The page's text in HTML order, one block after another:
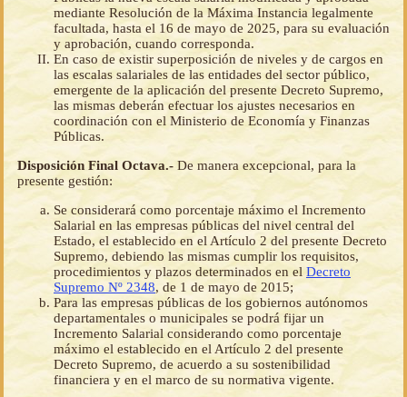
mediante Resolución de la Máxima Instancia legalmente
facultada, hasta el 16 de mayo de 2025, para su evaluación
y aprobación, cuando corresponda.
En caso de existir superposición de niveles y de cargos en
las escalas salariales de las entidades del sector público,
emergente de la aplicación del presente Decreto Supremo,
las mismas deberán efectuar los ajustes necesarios en
coordinación con el Ministerio de Economía y Finanzas
Públicas.
Disposición Final Octava.- De manera excepcional, para la
presente gestión:
Se considerará como porcentaje máximo el Incremento
Salarial en las empresas públicas del nivel central del
Estado, el establecido en el Artículo 2 del presente Decreto
Supremo, debiendo las mismas cumplir los requisitos,
procedimientos y plazos determinados en el Decreto
Supremo Nº 2348, de 1 de mayo de 2015;
Para las empresas públicas de los gobiernos autónomos
departamentales o municipales se podrá fijar un
Incremento Salarial considerando como porcentaje
máximo el establecido en el Artículo 2 del presente
Decreto Supremo, de acuerdo a su sostenibilidad
financiera y en el marco de su normativa vigente.